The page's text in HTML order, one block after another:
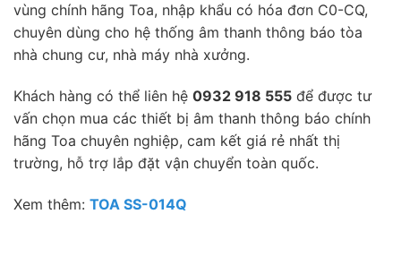
vùng chính hãng Toa, nhập khẩu có hóa đơn C0-CQ,
chuyên dùng cho hệ thống âm thanh thông báo tòa
nhà chung cư, nhà máy nhà xưởng.
Khách hàng có thể liên hệ 0932 918 555 để được tư
vấn chọn mua các thiết bị âm thanh thông báo chính
hãng Toa chuyên nghiệp, cam kết giá rẻ nhất thị
trường, hỗ trợ lắp đặt vận chuyển toàn quốc.
Xem thêm: TOA SS-014Q